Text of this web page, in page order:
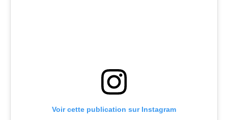
Voir cette publication sur Instagram